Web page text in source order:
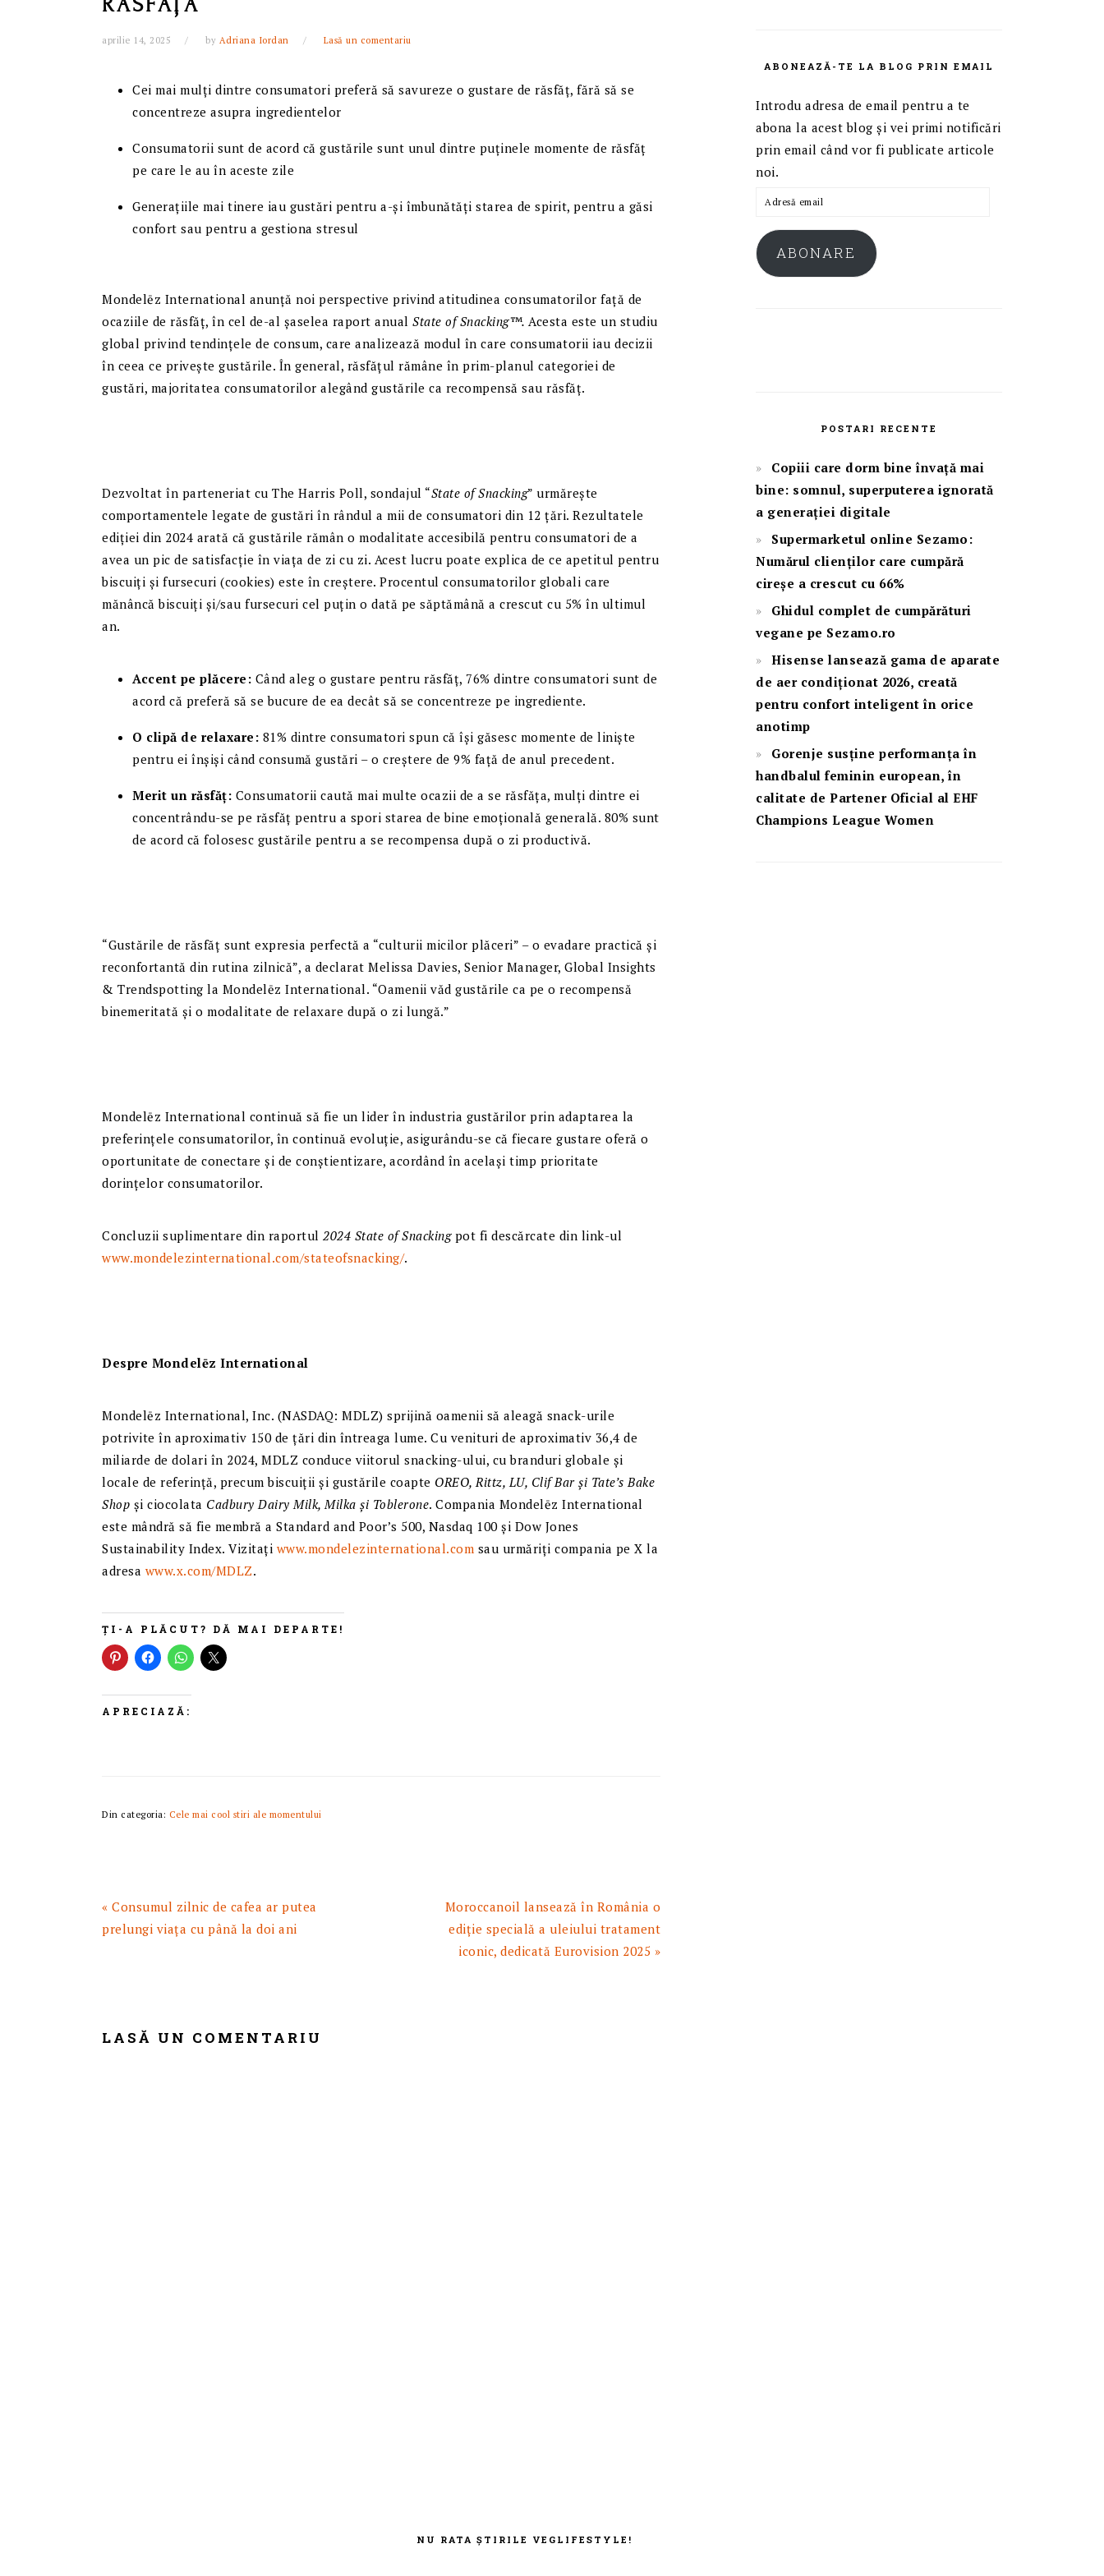
aprilie 14, 2025 by Adriana Iordan Lasă un comentariu
Cei mai mulți dintre consumatori preferă să savureze o gustare de răsfăț, fără să se
concentreze asupra ingredientelor
Consumatorii sunt de acord că gustările sunt unul dintre puținele momente de răsfăț
pe care le au în aceste zile
Generațiile mai tinere iau gustări pentru a-și îmbunătăți starea de spirit, pentru a găsi
confort sau pentru a gestiona stresul
Mondelēz International anunță noi perspective privind atitudinea consumatorilor față de
ocaziile de răsfăț, în cel de-al șaselea raport anual State of Snacking™. Acesta este un studiu
global privind tendințele de consum, care analizează modul în care consumatorii iau decizii
în ceea ce privește gustările. În general, răsfățul rămâne în prim-planul categoriei de
gustări, majoritatea consumatorilor alegând gustările ca recompensă sau răsfăț.
Dezvoltat în parteneriat cu The Harris Poll, sondajul “State of Snacking” urmărește
comportamentele legate de gustări în rândul a mii de consumatori din 12 țări. Rezultatele
ediției din 2024 arată că gustările rămân o modalitate accesibilă pentru consumatori de a
avea un pic de satisfacție în viața de zi cu zi. Acest lucru poate explica de ce apetitul pentru
biscuiți și fursecuri (cookies) este în creștere. Procentul consumatorilor globali care
mănâncă biscuiți și/sau fursecuri cel puțin o dată pe săptămână a crescut cu 5% în ultimul
an.
Accent pe plăcere: Când aleg o gustare pentru răsfăț, 76% dintre consumatori sunt de
acord că preferă să se bucure de ea decât să se concentreze pe ingrediente.
O clipă de relaxare: 81% dintre consumatori spun că își găsesc momente de liniște
pentru ei înșiși când consumă gustări – o creștere de 9% față de anul precedent.
Merit un răsfăț: Consumatorii caută mai multe ocazii de a se răsfăța, mulți dintre ei
concentrându-se pe răsfăț pentru a spori starea de bine emoțională generală. 80% sunt
de acord că folosesc gustările pentru a se recompensa după o zi productivă.
“Gustările de răsfăț sunt expresia perfectă a “culturii micilor plăceri” – o evadare practică și
reconfortantă din rutina zilnică”, a declarat Melissa Davies, Senior Manager, Global Insights
& Trendspotting la Mondelēz International. “Oamenii văd gustările ca pe o recompensă
binemeritată și o modalitate de relaxare după o zi lungă.”
Mondelēz International continuă să fie un lider în industria gustărilor prin adaptarea la
preferințele consumatorilor, în continuă evoluție, asigurându-se că fiecare gustare oferă o
oportunitate de conectare și de conștientizare, acordând în același timp prioritate
dorințelor consumatorilor.
Concluzii suplimentare din raportul 2024 State of Snackingpot fi descărcate din link-ul
www.mondelezinternational.com/stateofsnacking/.
Despre Mondelēz International
Mondelēz International, Inc. (NASDAQ: MDLZ) sprijină oamenii să aleagă snack-urile
potrivite în aproximativ 150 de țări din întreaga lume. Cu venituri de aproximativ 36,4 de
miliarde de dolari în 2024, MDLZ conduce viitorul snacking-ului, cu branduri globale și
locale de referință, precum biscuiții și gustările coapte OREO, Rittz, LU, Clif Bar și Tate’s Bake
Shop și ciocolata Cadbury Dairy Milk, Milka și Toblerone. Compania Mondelēz International
este mândră să fie membră a Standard and Poor’s 500, Nasdaq 100 și Dow Jones
Sustainability Index. Vizitați www.mondelezinternational.com sau urmăriți compania pe X la
adresa www.x.com/MDLZ.
ȚI-A PLĂCUT? DĂ MAI DEPARTE!
APRECIAZĂ:
Din categoria: Cele mai cool stiri ale momentului
Articol
anterior:
« Consumul zilnic de cafea ar putea
prelungi viața cu până la doi ani
Articolul
urmator:
Moroccanoil lansează în România o
ediție specială a uleiului tratament
iconic, dedicată Eurovision 2025 »
LASĂ UN COMENTARIU
ABONEAZĂ-TE LA BLOG PRIN EMAIL
Introdu adresa de email pentru a te
abona la acest blog și vei primi notificări
prin email când vor fi publicate articole
noi.
Adresă
ABONARE
POSTARI RECENTE
Copiii care dorm bine învață mai
bine: somnul, superputerea ignorată
a generației digitale
Supermarketul online Sezamo:
Numărul clienților care cumpără
cireșe a crescut cu 66%
Ghidul complet de cumpărături
vegane pe Sezamo.ro
Hisense lansează gama de aparate
de aer condiționat 2026, creată
pentru confort inteligent în orice
anotimp
Gorenje susține performanța în
handbalul feminin european, în
calitate de Partener Oficial al EHF
Champions League Women
NU RATA ȘTIRILE VEGLIFESTYLE!